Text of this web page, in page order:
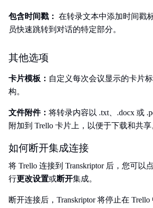
包含时间戳： 在转录文本中添加时间戳
员快速跳转到对话的特定部分。
其他选项
卡片模板： 自定义每次会议显示的卡片
构。
文件附件： 将转录内容以 .txt、.docx 或
附加到 Trello 卡片上，以便于下载和共享
如何断开集成连接
将 Trello 连接到 Transkriptor 后，您可以
行更改设置或断开集成。
断开连接后，Transkriptor 将停止在